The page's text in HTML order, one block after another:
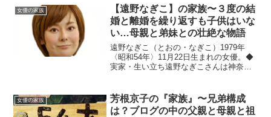
女優の家族
【遠野なぎこ】の家族〜３度の結
婚と離婚を繰り返すも子供はいな
い…母親と弟妹との壮絶な物語
遠野なぎこ（とおの・なぎこ）1979年
〈昭和54年〉11月22日生まれの女優。◆
実家・生い立ち遠野なぎこさんは神奈川
す。６歳の頃から子役として芸能活動を
行いながら学業も...
女優の家族
芳根京子の『家族』〜兄弟構成
は？ブログの中の父親と母親と祖